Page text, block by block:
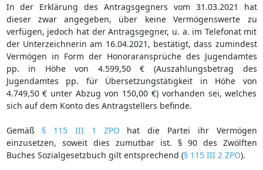
In der Erklärung des Antragsgegners vom 31.03.2021 hat
dieser zwar angegeben, über keine Vermögenswerte zu
verfügen, jedoch hat der Antragsgegner, u. a. im Telefonat mit
der Unterzeichnerin am 16.04.2021, bestätigt, dass zumindest
Vermögen in Form der Honoraransprüche des Jugendamtes
pp. in Höhe von 4.599,50 € (Auszahlungsbetrag des
Jugendamtes pp. für Übersetzungstätigkeit in Höhe von
4.749,50 € unter Abzug von 150,00 €) vorhanden sei, welches
sich auf dem Konto des Antragstellers befinde.
Gemäß § 115 III 1 ZPO hat die Partei ihr Vermögen
einzusetzen, soweit dies zumutbar ist. § 90 des Zwölften
Buches Sozialgesetzbuch gilt entsprechend (§ 115 III 2 ZPO).